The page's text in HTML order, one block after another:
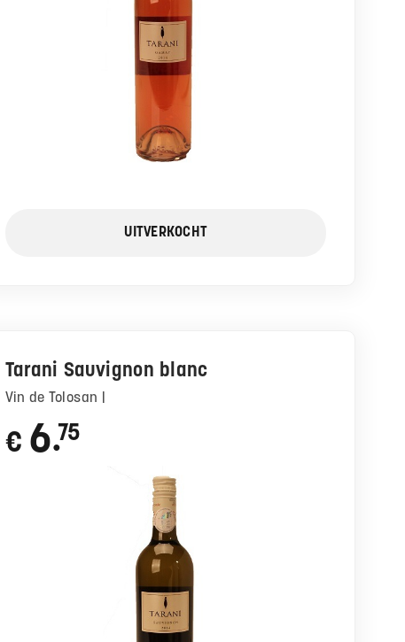
UITVERKOCHT
Tarani Sauvignon blanc
Vin de Tolosan |
€ 6●
75